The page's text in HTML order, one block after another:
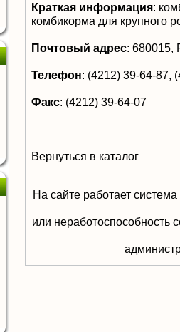
Краткая информация:
комбикорма для крупного
Почтовый адрес: 680015,
Телефон: (4212) 39-64-87,
Факс: (4212) 39-64-07
Вернуться в каталог
На сайте работает
или неработоспособность